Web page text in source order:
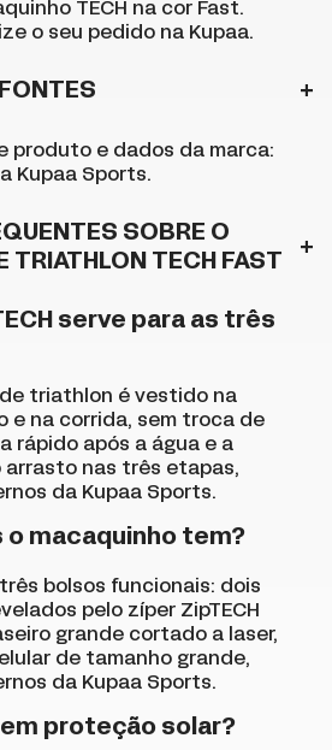
TECH na cor Fast.
o seu pedido na Kupaa.
produto e dados da marca:
Kupaa Sports.
SOBRE O
TRIATHLON TECH FAST
serve para as três
de triathlon é vestido na
e na corrida, sem troca de
rápido após a água e a
arrasto nas três etapas,
da Kupaa Sports.
macaquinho tem?
bolsos funcionais: dois
pelo zíper ZipTECH
grande cortado a laser,
de tamanho grande,
da Kupaa Sports.
proteção solar?